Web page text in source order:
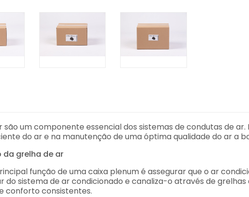
são um componente essencial dos sistemas de condutas de
do ar e na manutenção de uma óptima qualidade do ar a
grelha de ar
função de uma caixa plenum é assegurar que o ar
do sistema de ar condicionado e canaliza-o através de
conforto consistentes.